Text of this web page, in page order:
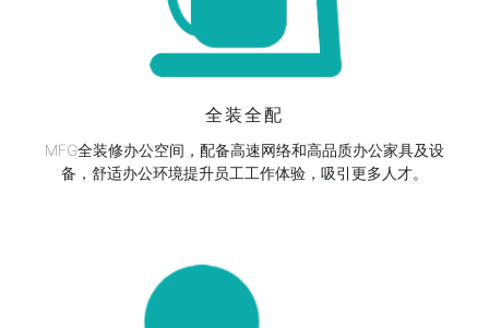
全装全配
MFG全装修办公空间，配备高速网络和高品质办公家具及设
备，舒适办公环境提升员工工作体验，吸引更多人才。